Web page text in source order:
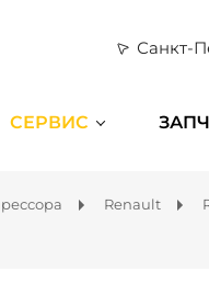
Санкт-
СЕРВИС
Renault